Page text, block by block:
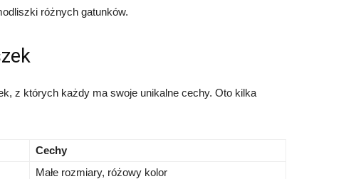
różnych gatunków.
z których każdy ma swoje unikalne cechy. Oto kilka
Cechy
Małe rozmiary, różowy kolor